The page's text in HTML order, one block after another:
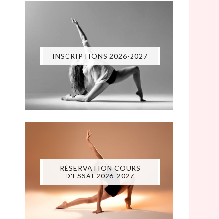
INSCRIPTIONS 2026-2027
RÉSERVATION COURS
D'ESSAI 2026-2027